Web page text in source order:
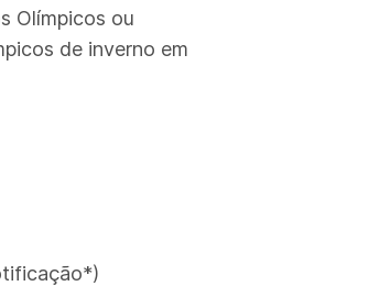
Olímpicos ou
de inverno em